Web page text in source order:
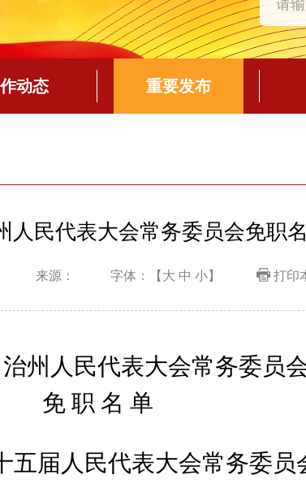
动态 重要发布
人民代表大会常务委员会免职
来源： 字体：【 大 中 小】 打印
州人民代表大会常务委员
免 职 名 单
五届人民代表大会常务委员